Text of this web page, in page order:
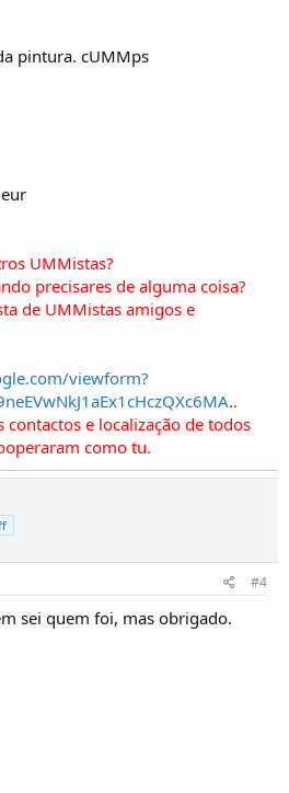
pintura. cUMMps
UMMistas?
precisares de alguma coisa?
de UMMistas amigos e
viewform?
..
contactos e localização de todos
como tu.
#4
sei quem foi, mas obrigado.